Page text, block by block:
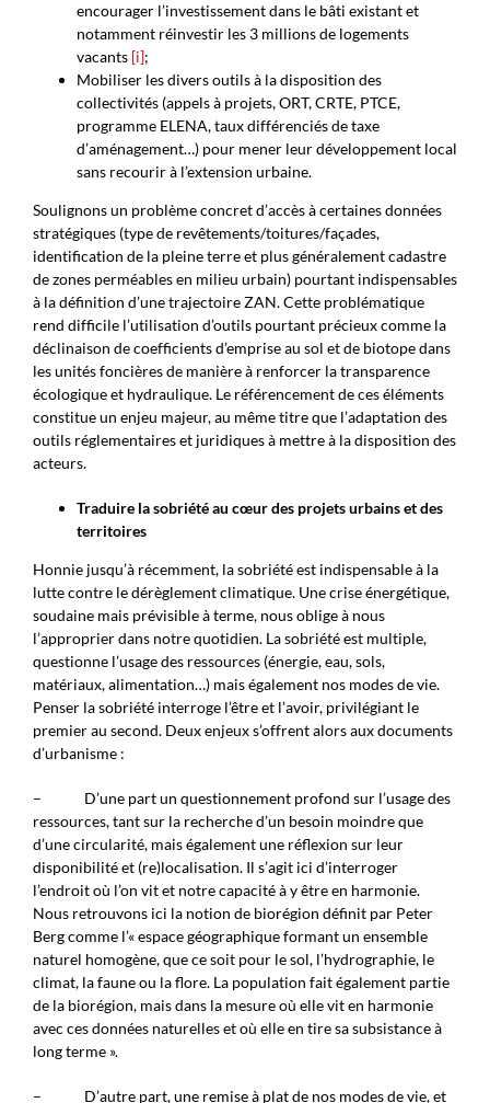
encourager l’investissement dans le bâti existant et
notamment réinvestir les 3 millions de logements
vacants [i];
Mobiliser les divers outils à la disposition des
collectivités (appels à projets, ORT, CRTE, PTCE,
programme ELENA, taux différenciés de taxe
d’aménagement…) pour mener leur développement local
sans recourir à l’extension urbaine.
Soulignons un problème concret d’accès à certaines données
stratégiques (type de revêtements/toitures/façades,
identification de la pleine terre et plus généralement cadastre
de zones perméables en milieu urbain) pourtant indispensables
à la définition d’une trajectoire ZAN. Cette problématique
rend difficile l’utilisation d’outils pourtant précieux comme la
déclinaison de coefficients d’emprise au sol et de biotope dans
les unités foncières de manière à renforcer la transparence
écologique et hydraulique. Le référencement de ces éléments
constitue un enjeu majeur, au même titre que l’adaptation des
outils réglementaires et juridiques à mettre à la disposition des
acteurs.
Traduire la sobriété au cœur des projets urbains et des
territoires
Honnie jusqu’à récemment, la sobriété est indispensable à la
lutte contre le dérèglement climatique. Une crise énergétique,
soudaine mais prévisible à terme, nous oblige à nous
l’approprier dans notre quotidien. La sobriété est multiple,
questionne l’usage des ressources (énergie, eau, sols,
matériaux, alimentation…) mais également nos modes de vie.
Penser la sobriété interroge l’être et l’avoir, privilégiant le
premier au second. Deux enjeux s’offrent alors aux documents
d’urbanisme :
– D’une part un questionnement profond sur l’usage des
ressources, tant sur la recherche d’un besoin moindre que
d’une circularité, mais également une réflexion sur leur
disponibilité et (re)localisation. Il s’agit ici d’interroger
l’endroit où l’on vit et notre capacité à y être en harmonie.
Nous retrouvons ici la notion de biorégion définit par Peter
Berg comme l’« espace géographique formant un ensemble
naturel homogène, que ce soit pour le sol, l’hydrographie, le
climat, la faune ou la flore. La population fait également partie
de la biorégion, mais dans la mesure où elle vit en harmonie
avec ces données naturelles et où elle en tire sa subsistance à
long terme ».
– D’autre part, une remise à plat de nos modes de vie, et